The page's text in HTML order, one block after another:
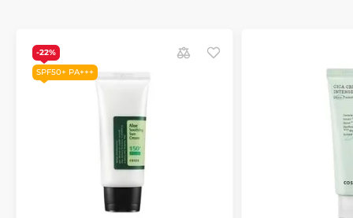
-22%
SPF50+ PA+++